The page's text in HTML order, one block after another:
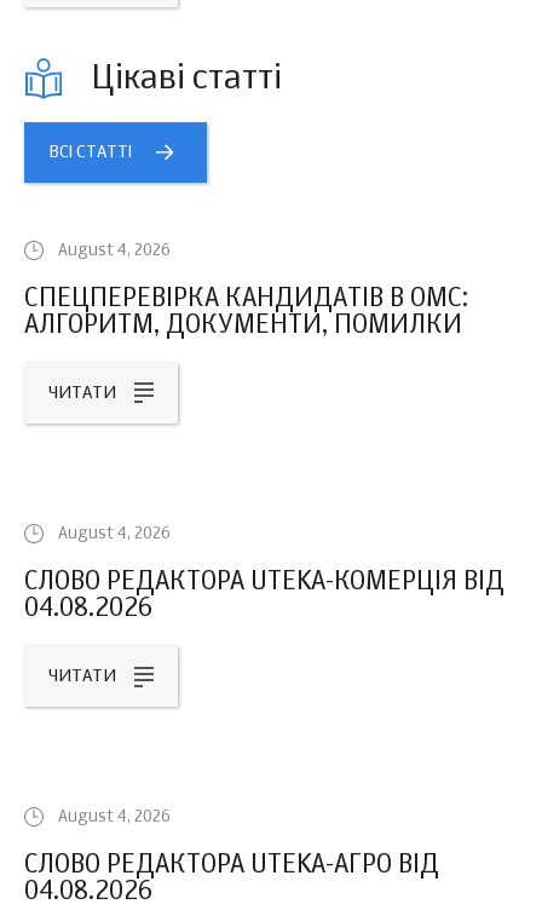
Цікаві статті
ВСІ СТАТТІ
August 4, 2026
СПЕЦПЕРЕВІРКА КАНДИДАТІВ В ОМС:
АЛГОРИТМ, ДОКУМЕНТИ, ПОМИЛКИ
ЧИТАТИ
August 4, 2026
СЛОВО РЕДАКТОРА UTEKA-КОМЕРЦІЯ ВІД
04.08.2026
ЧИТАТИ
August 4, 2026
СЛОВО РЕДАКТОРА UTEKA-АГРО ВІД
04.08.2026